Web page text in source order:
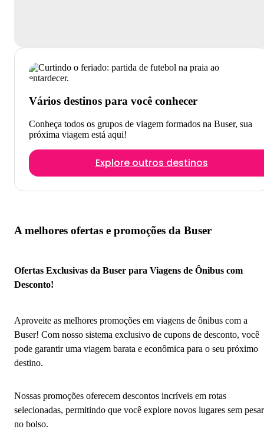
Vários destinos para você conhecer
Conheça todos os grupos de viagem formados na Buser, sua
próxima viagem está aqui!
Explore outros destinos
A melhores ofertas e promoções da Buser
Ofertas Exclusivas da Buser para Viagens de Ônibus com
Desconto!
Aproveite as melhores promoções em viagens de ônibus com a
Buser! Com nosso sistema exclusivo de cupons de desconto, você
pode garantir uma viagem barata e econômica para o seu próximo
destino.
Nossas promoções oferecem descontos incríveis em rotas
selecionadas, permitindo que você explore novos lugares sem pesar
no bolso.